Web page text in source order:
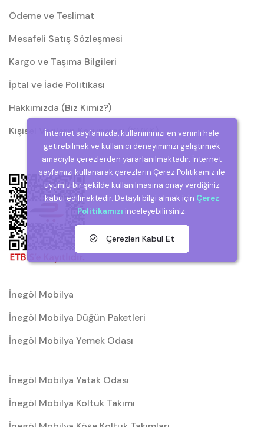
Ödeme ve Teslimat
Mesafeli Satış Sözleşmesi
Kargo ve Taşıma Bilgileri
İptal ve İade Politikası
Hakkımızda (Biz Kimiz?)
Kişisel Verilerin Korunması (KVKK)
İnegöl Mobilya
İnegöl Mobilya Düğün Paketleri
İnegöl Mobilya Yemek Odası
İnegöl Mobilya Yatak Odası
İnegöl Mobilya Koltuk Takımı
İnternet sayfamızda, kullanımınızı en verimli hale
getirebilmek ve kullanıcı deneyiminizi geliştirmek
amacıyla çerezlerden yararlanılmaktadır. İnternet
sayfamızı kullanarak çerezlerin Çerez Politikamız ile
uyumlu bir şekilde kullanılmasına onay verdiğiniz
kabul edilmektedir. Detaylı bilgi almak için Çerez
Politikamızı inceleyebilirsiniz.
Çerezleri Kabul Et